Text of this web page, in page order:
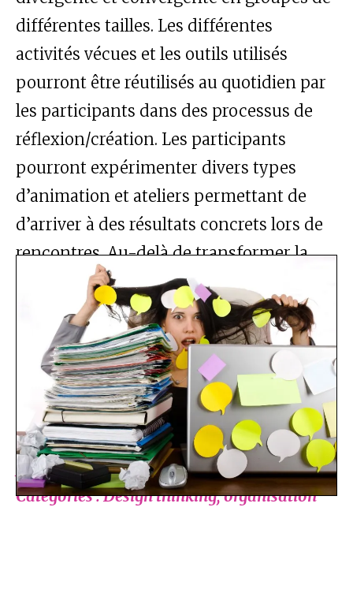
différentes tailles. Les différentes
activités vécues et les outils utilisés
pourront être réutilisés au quotidien par
les participants dans des processus de
réflexion/création. Les participants
pourront expérimenter divers types
d’animation et ateliers permettant de
d’arriver à des résultats concrets lors de
rencontres. Au-delà de transformer la
vision des éléments-clés d’une
planification efficace de rencontre
engageante, les participants vivront une
expérience collaborative et créative en
accéléré qui leur permettra de remettre
l’humain au cœur de leur réflexion.
Atelier Signature
Catégories : Design thinking, organisation